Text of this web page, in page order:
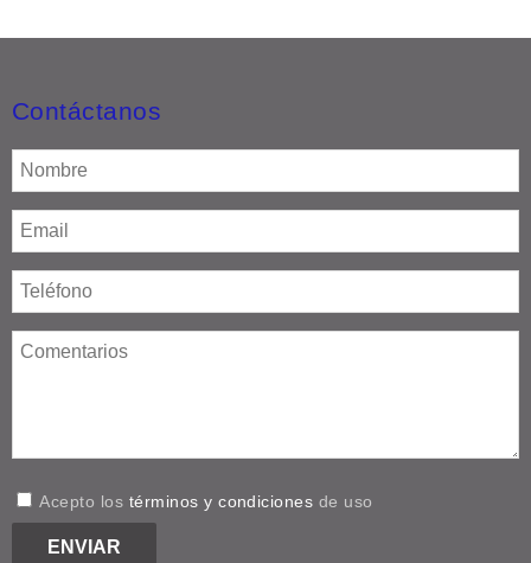
Contáctanos
Acepto los términos y condiciones de uso